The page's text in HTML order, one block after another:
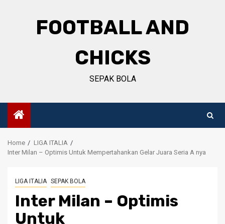
FOOTBALL AND
CHICKS
SEPAK BOLA
Home
LIGA ITALIA
Inter Milan – Optimis Untuk Mempertahankan Gelar Juara Seria A nya
LIGA ITALIA SEPAK BOLA
Inter Milan – Optimis
Untuk